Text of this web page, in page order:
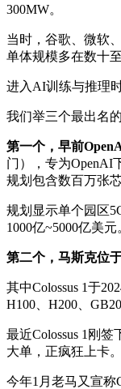
300MW。
当时，谷歌、微软
单体规模多在数十
进入AI训练与推理
我们举三个最出名
第一个，早前
门），专为OpenAI
规划包含数百万张芯
规划显示单个园区
1000亿~5000亿美元
第二个，马斯克位
其中Colossus 1于
H100、H200、
最近Colossus 1刚签
大单，正疯狂上卡。
今年1月老马又宣称